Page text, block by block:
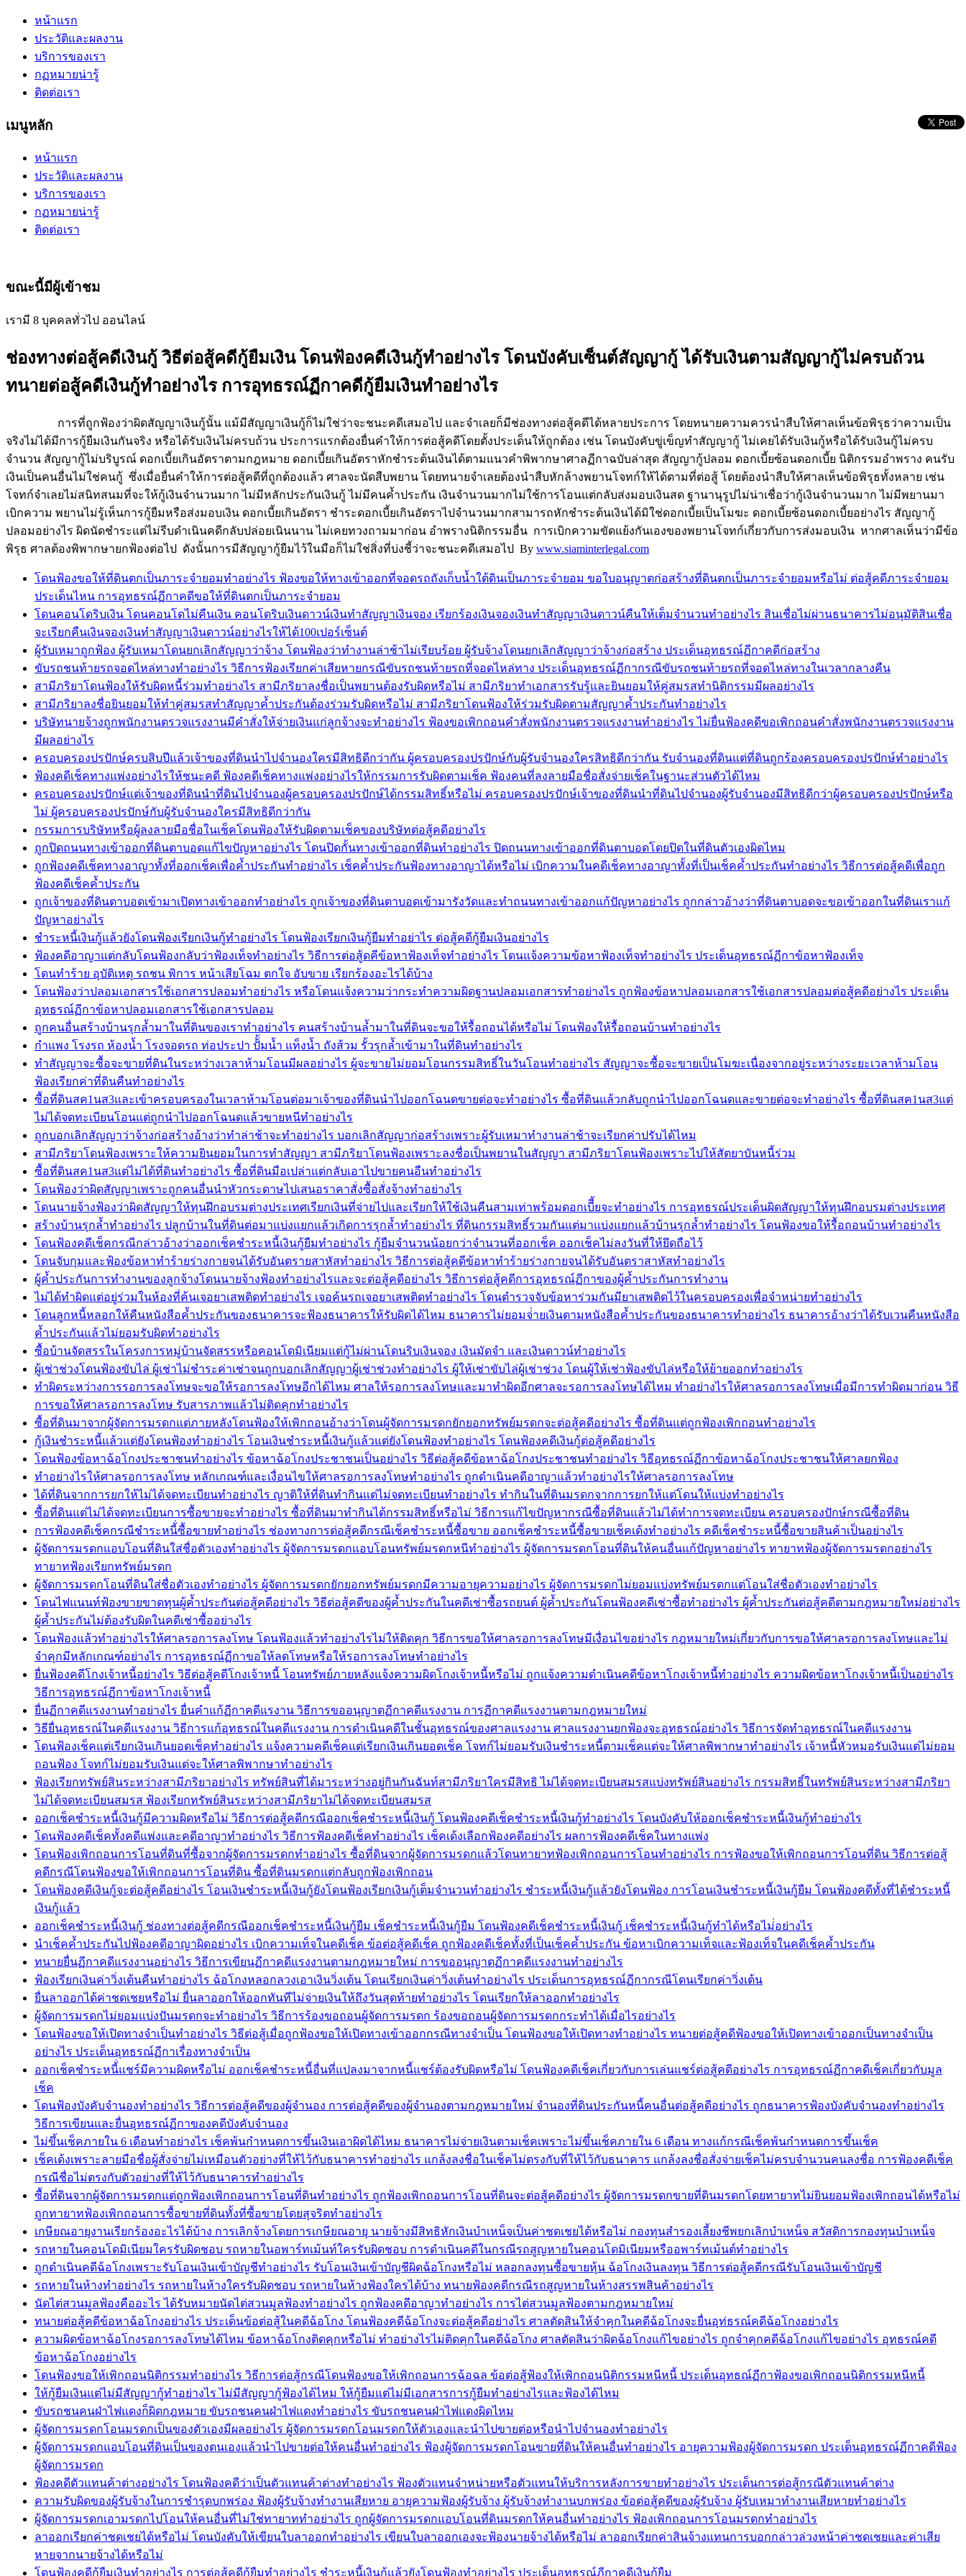
หน้าแรก
ประวัติและผลงาน
บริการของเรา
กฏหมายน่ารู้
ติดต่อเรา
เมนูหลัก
หน้าแรก
ประวัติและผลงาน
บริการของเรา
กฏหมายน่ารู้
ติดต่อเรา
ขณะนี้มีผู้เข้าชม
เรามี 8 บุคคลทั่วไป ออนไลน์
ช่องทางต่อสู้คดีเงินกู้ วิธีต่อสู้คดีกู้ยืมเงิน โดนฟ้องคดีเงินกู้ทำอย่างไร โดนบังคับเซ็นต์สัญญากู้ ได้รับเงินตามสัญญากู้ไม่ครบถ้วน
ทนายต่อสู้คดีเงินกู้ทำอย่างไร การอุทธรณ์ฏีกาคดีกู้ยืมเงินทำอย่างไร
การที่ถูกฟ้องว่าผิดสัญญาเงินกู้นั้น แม้มีสัญญาเงินกู้ก็ไม่ใช่ว่าจะชนะคดีเสมอไป และจำเลยก็มีช่องทางต่อสู้คดีได้หลายประการ โดยทนายความควรนำสืบให้ศาลเห็นข้อพิรุธว่าความเป็น
จริงไม่ได้มีการกู้ยืมเงินกันจริง หรือได้รับเงินไม่ครบถ้วน ประการแรกต้องยื่นคำให้การต่อสู้คดีโดยตั้งประเด็นให้ถูกต้อง เช่น โดนบังคับขู่เข็ญทำสัญญากู้ ไม่เคยได้รับเงินกู้หรือได้รับเงินกู้ไม่ครบ
จำนวน สัญญากู้ไม่บริบูรณ์ ดอกเบี้ยเกินอัตราตามกฎหมาย ดอกเบี้ยเกินอัตราหักชำระต้นเงินได้ตามแนวคำพิพากษาศาลฏีกาฉบับล่าสุด สัญญากู้ปลอม ดอกเบี้ยซ้อนดอกเบี้ย นิติกรรมอำพราง คนรับ
เงินเป็นคนอื่นไม่ใช่คนกู้ ซึ่งเมื่อยื่นคำให้การต่อสู้คดีที่ถูกต้องแล้ว ศาลจะนัดสืบพยาน โดยทนายจำเลยต้องนำสืบหักล้างพยานโจทก์ให้ได้ตามที่ต่อสู้ โดยต้องนำสืบให้ศาลเห็นข้อพิรุธทั้งหลาย เช่น
โจทก์จำเลยไม่สนิทสนมที่จะให้กู้เงินจำนวนมาก ไม่มีหลักประกันเงินกู้ ไม่มีคนค้ำประกัน เงินจำนวนมากไม่ใช้การโอนแต่กลับส่งมอบเงินสด ฐานานุรูปไม่น่าเชื่อว่ากู้เงินจำนวนมาก ไม่มีพยานมา
เบิกความ พยานไม่รู้เห็นการกู้ยืมหรือส่งมอบเงิน ดอกเบี้ยเกินอัตรา ชำระดอกเบี้ยเกินอัตราไปจำนวนมากสามารถหักชำระต้นเงินได้มิใช่ดอกเบี้ยเป็นโมฆะ ดอกเบี้ยซ้อนดอกเบี้ยอย่างไร สัญญากู้
ปลอมอย่างไร ผิดนัดชำระแต่ไม่รีบดำเนินคดีกลับปล่อยเนินนาน ไม่เคยทวงถามมาก่อน อำพรางนิติกรรมอื่น การเบิกความขัดแย้งกันเองของพยานโจทก์เกี่ยวกับการส่งมอบเงิน หากศาลเห็นว่ามีข้อ
พิรุธ ศาลต้องพิพากษายกฟ้องต่อไป ดังนั้นการมีสัญญากู้ยืมไว้ในมือก็ไม่ใช่สิ่งที่บ่งชี้ว่าจะชนะคดีเสมอไป By www.siaminterlegal.com
โดนฟ้องขอให้ที่ดินตกเป็นภาระจำยอมทำอย่างไร ฟ้องขอให้ทางเข้าออกที่จอดรถถังเก็บน้ำใต้ดินเป็นภาระจำยอม ขอใบอนุญาตก่อสร้างที่ดินตกเป็นภาระจำยอมหรือไม่ ต่อสู้คดีภาระจำยอม
ประเด็นไหน การอุทธรณ์ฏีกาคดีขอให้ที่ดินตกเป็นภาระจำยอม
โดนคอนโดริบเงิน โดนคอนโดไม่คืนเงิน คอนโดริบเงินดาวน์เงินทำสัญญาเงินจอง เรียกร้องเงินจองเงินทำสัญญาเงินดาวน์คืนให้เต็มจำนวนทำอย่างไร สินเชื่อไม่ผ่านธนาคารไม่อนุมัติสินเชื่อ
จะเรียกคืนเงินจองเงินทำสัญญาเงินดาวน์อย่างไรให้ได้100เปอร์เซ็นต์
ผู้รับเหมาถูกฟ้อง ผู้รับเหมาโดนยกเลิกสัญญาว่าจ้าง โดนฟ้องว่าทำงานล่าช้าไม่เรียบร้อย ผู้รับจ้างโดนยกเลิกสัญญาว่าจ้างก่อสร้าง ประเด็นอุทธรณ์ฏีกาคดีก่อสร้าง
ขับรถชนท้ายรถจอดไหล่ทางทำอย่างไร วิธีการฟ้องเรียกค่าเสียหายกรณีขับรถชนท้ายรถที่จอดไหล่ทาง ประเด็นอุทธรณ์ฏีกากรณีขับรถชนท้ายรถที่จอดไหล่ทางในเวลากลางคืน
สามีภริยาโดนฟ้องให้รับผิดหนี้ร่วมทำอย่างไร สามีภริยาลงชื่อเป็นพยานต้องรับผิดหรือไม่ สามีภริยาทำเอกสารรับรู้และยินยอมให้คู่สมรสทำนิติกรรมมีผลอย่างไร
สามีภริยาลงชื่อยินยอมให้ทำคู่สมรสทำสัญญาค้ำประกันต้องร่วมรับผิดหรือไม่ สามีภริยาโดนฟ้องให้ร่วมรับผิดตามสัญญาค้ำประกันทำอย่างไร
บริษัทนายจ้างถูกพนักงานตรวจแรงงานมีคำสั่งให้จ่ายเงินแก่ลูกจ้างจะทำอย่างไร ฟ้องขอเพิกถอนคำสั่งพนักงานตรวจแรงงานทำอย่างไร ไม่ยื่นฟ้องคดีขอเพิกถอนคำสั่งพนักงานตรวจแรงงาน
มีผลอย่างไร
ครอบครองปรปักษ์ครบสิบปีแล้วเจ้าของที่ดินนำไปจำนองใครมีสิทธิดีกว่ากัน ผู้ครอบครองปรปักษ์กับผู้รับจำนองใครสิทธิดีกว่ากัน รับจำนองที่ดินแต่ที่ดินถูกร้องครอบครองปรปักษ์ทำอย่างไร
ฟ้องคดีเช็คทางแพ่งอย่างไรให้ชนะคดี ฟ้องคดีเช็คทางแพ่งอย่างไรให้กรรมการรับผิดตามเช็ค ฟ้องคนที่ลงลายมือชื่อสั่งจ่ายเช็คในฐานะส่วนตัวได้ไหม
ครอบครองปรปักษ์แต่เจ้าของที่ดินนำที่ดินไปจำนองผู้ครอบครองปรปักษ์ได้กรรมสิทธิ์หรือไม่ ครอบครองปรปักษ์เจ้าของที่ดินนำที่ดินไปจำนองผู้รับจำนองมีสิทธิดีกว่าผู้ครอบครองปรปักษ์หรือ
ไม่ ผู้ครอบครองปรปักษ์กับผู้รับจำนองใครมีสิทธิดีกว่ากัน
กรรมการบริษัทหรือผู้ลงลายมือชื่อในเช็คโดนฟ้องให้รับผิดตามเช็คของบริษัทต่อสู้คดีอย่างไร
ถูกปิดถนนทางเข้าออกที่ดินตาบอดแก้ไขปัญหาอย่างไร โดนปิดกั้นทางเข้าออกที่ดินทำอย่างไร ปิดถนนทางเข้าออกที่ดินตาบอดโดยปิดในที่ดินตัวเองผิดไหม
ถูกฟ้องคดีเช็คทางอาญาทั้งที่ออกเช็คเพื่อค้ำประกันทำอย่างไร เช็คค้ำประกันฟ้องทางอาญาได้หรือไม่ เบิกความในคดีเช็คทางอาญาทั้งที่เป็นเช็คค้ำประกันทำอย่างไร วิธีการต่อสู้คดีเพื่อถูก
ฟ้องคดีเช็คค้ำประกัน
ถูกเจ้าของที่ดินตาบอดเข้ามาเปิดทางเข้าออกทำอย่างไร ถูกเจ้าของที่ดินตาบอดเข้ามารังวัดและทำถนนทางเข้าออกแก้ปัญหาอย่างไร ถูกกล่าวอ้างว่าที่ดินตาบอดจะขอเข้าออกในที่ดินเราแก้
ปัญหาอย่างไร
ชำระหนี้เงินกู้แล้วยังโดนฟ้องเรียกเงินกู้ทำอย่างไร โดนฟ้องเรียกเงินกู้ยืมทำอย่าไร ต่อสู้คดีกู้ยืมเงินอย่างไร
ฟ้องคดีอาญาแต่กลับโดนฟ้องกลับว่าฟ้องเท็จทำอย่างไร วิธีการต่อสู้ดคีข้อหาฟ้องเท็จทำอย่างไร โดนแจ้งความข้อหาฟ้องเท็จทำอย่างไร ประเด็นอุทธรณ์ฏีกาข้อหาฟ้องเท็จ
โดนทำร้าย อุบัติเหตุ รถชน พิการ หน้าเสียโฉม ตกใจ อับขาย เรียกร้องอะไรได้บ้าง
โดนฟ้องว่าปลอมเอกสารใช้เอกสารปลอมทำอย่างไร หรือโดนแจ้งความว่ากระทำความผิดฐานปลอมเอกสารทำอย่างไร ถูกฟ้องข้อหาปลอมเอกสารใช้เอกสารปลอมต่อสู้คดีอย่างไร ประเด็น
อุทธรณ์ฏีกาข้อหาปลอมเอกสารใช้เอกสารปลอม
ถูกคนอื่นสร้างบ้านรุกล้ำมาในที่ดินของเราทำอย่างไร คนสร้างบ้านล้ำมาในที่ดินจะขอให้รื้อถอนได้หรือไม่ โดนฟ้องให้รื้อถอนบ้านทำอย่างไร
กำแพง โรงรถ ห้องน้ำ โรงจอดรถ ท่อประปา ปัั้มน้ำ แท็งน้ำ ถังส้วม รั้วรุกล้ำเข้ามาในที่ดินทำอย่างไร
ทำสัญญาจะซื้อจะขายที่ดินในระหว่างเวลาห้ามโอนมีผลอย่างไร ผู้จะขายไม่ยอมโอนกรรมสิทธิ์ในวันโอนทำอย่างไร สัญญาจะซื้อจะขายเป็นโมฆะเนื่องจากอยู่ระหว่างระยะเวลาห้ามโอน
ฟ้องเรียกค่าที่ดินคืนทำอย่างไร
ซื้อที่ดินสค1นส3และเข้าครอบครองในเวลาห้ามโอนต่อมาเจ้าของที่ดินนำไปออกโฉนดขายต่อจะทำอย่างไร ซื้อที่ดินแล้วกลับถูกนำไปออกโฉนดและขายต่อจะทำอย่างไร ซื้อที่ดินสค1นส3แต่
ไม่ได้จดทะเบียนโอนแต่ถูกนำไปออกโฉนดแล้วขายหนีทำอย่างไร
ถูกบอกเลิกสัญญาว่าจ้างก่อสร้างอ้างว่าทำล่าช้าจะทำอย่างไร บอกเลิกสัญญาก่อสร้างเพราะผู้รับเหมาทำงานล่าช้าจะเรียกค่าปรับได้ไหม
สามีภริยาโดนฟ้องเพราะให้ความยินยอมในการทำสัญญา สามีภริยาโดนฟ้องเพราะลงชื่อเป็นพยานในสัญญา สามีภริยาโดนฟ้องเพราะไปให้สัตยาบันหนี้ร่วม
ซื้อที่ดินสค1นส3แต่ไม่ได้ที่ดินทำอย่างไร ซื้อที่ดินมือเปล่าแต่กลับเอาไปขายคนอืนทำอย่างไร
โดนฟ้องว่าผิดสัญญาเพราะถูกคนอื่นนำหัวกระดาษไปเสนอราคาสั่งซื้อสั่งจ้างทำอย่างไร
โดนนายจ้างฟ้องว่าผิดสัญญาให้ทุนฝึกอบรมต่างประเทศเรียกเงินที่จ่ายไปและเรียกให้ใช้เงินคืนสามเท่าพร้อมดอกเบีี้ยจะทำอย่างไร การอุทธรณ์ประเด็นผิดสัญญาให้ทุนฝึกอบรมต่างประเทศ
สร้างบ้านรุกล้ำทำอย่างไร ปลูกบ้านในที่ดินต่อมาแบ่งแยกแล้วเกิดการรุกล้ำทำอย่างไร ที่ดินกรรมสิทธิ์รวมกันแต่มาแบ่งแยกแล้วบ้านรุกล้ำทำอย่างไร โดนฟ้องขอให้รื้อถอนบ้านทำอย่างไร
โดนฟ้องคดีเช็คกรณีกล่าวอ้างว่าออกเช็คชำระหนี้เงินกู้ยืมทำอย่างไร กู้ยืมจำนวนน้อยกว่าจำนวนที่ออกเช็ค ออกเช็คไม่ลงวันที่ให้ยึดถือไว้
โดนจับกุมและฟ้องข้อหาทำร้ายร่างกายจนได้รับอันตรายสาหัสทำอย่างไร วิธีการต่อสู้คดีข้อหาทำร้ายร่างกายจนได้รับอันตราสาหัสทำอย่างไร
ผู้ค้ำประกันการทำงานของลูกจ้างโดนนายจ้างฟ้องทำอย่างไรและจะต่อสู้คดีอย่างไร วิธีการต่อสู้คดีการอุทธรณ์ฏีกาของผู้ค้ำประกันการทำงาน
ไม่ได้ทำผิดแต่อยู่ร่วมในห้องที่ค้นเจอยาเสพติดทำอย่างไร เจอค้นรถเจอยาเสพติดทำอย่างไร โดนตำรวจจับข้อหาร่วมกันมียาเสพติดไว้ในครอบครองเพื่อจำหน่ายทำอย่างไร
โดนลูกหนี้หลอกให้คืนหนังสือค้ำประกันของธนาคารจะฟ้องธนาคารให้รับผิดได้ไหม ธนาคารไม่ยอมจ่่ายเงินตามหนังสือค้ำประกันของธนาคารทำอย่างไร ธนาคารอ้างว่าได้รับเวนคืนหนังสือ
ค้ำประกันแล้วไม่ยอมรับผิดทำอย่างไร
ซื้อบ้านจัดสรรในโครงการหมู่บ้านจัดสรรหรือคอนโดมิเนียมแต่กู้ไม่ผ่านโดนริบเงินจอง เงินมัดจำ และเงินดาวน์ทำอย่างไร
ผู้เช่าช่วงโดนฟ้องขับไล่ ผู้เช่าไม่ชำระค่าเช่าจนถูกบอกเลิกสัญญาผู้เช่าช่วงทำอย่างไร ผู้ให้เช่าขับไล่ผู้เช่าช่วง โดนผู้ให้เช่าฟ้องขับไล่หรือให้ย้ายออกทำอย่างไร
ทำผิดระหว่างการรอการลงโทษจะขอให้รอการลงโทษอีกได้ไหม ศาลให้รอการลงโทษและมาทำผิดอีกศาลจะรอการลงโทษได้ไหม ทำอย่างไรให้ศาลรอการลงโทษเมื่อมีการทำผิดมาก่อน วิธี
การขอให้ศาลรอการลงโทษ รับสารภาพแล้วไม่ติดคุกทำอย่างไร
ซื้อที่ดินมาจากผู้จัดการมรดกแต่ภายหลังโดนฟ้องให้เพิกถอนอ้างว่าโดนผู้จัดการมรดกยักยอกทรัพย์มรดกจะต่อสู้คดีอย่างไร ซื้อที่ดินแต่ถูกฟ้องเพิกถอนทำอย่างไร
กู้เงินชำระหนี้แล้วแต่ยังโดนฟ้องทำอย่างไร โอนเงินชำระหนี้เงินกู้แล้วแต่ยังโดนฟ้องทำอย่างไร โดนฟ้องคดีเงินกู้ต่อสู้คดีอย่างไร
โดนฟ้องข้อหาฉ้อโกงประชาชนทำอย่างไร ข้อหาฉ้อโกงประชาชนเป็นอย่างไร วิธีต่อสู้คดีข้อหาฉ้อโกงประชาชนทำอย่างไร วิธีอุทธรณ์ฏีกาข้อหาฉ้อโกงประชาชนให้ศาลยกฟ้อง
ทำอย่างไรให้ศาลรอการลงโทษ หลักเกณฑ์และเงื่อนไขให้ศาลรอการลงโทษทำอย่างไร ถูกดำเนินคดีอาญาแล้วทำอย่างไรให้ศาลรอการลงโทษ
ได้ที่ดินจากการยกให้ไม่ได้จดทะเบียนทำอย่างไร ญาติให้ที่ดินทำกินแต่ไม่จดทะเบียนทำอย่างไร ทำกินในที่ดินมรดกจากการยกให้แต่โดนให้แบ่งทำอย่างไร
ซื้อที่ดินแต่ไม่ได้จดทะเบียนการซื้อขายจะทำอย่างไร ซื้อที่ดินมาทำกินได้กรรมสิทธิ์หรือไม่ วิธีการแก้ไขปัญหากรณีซื้อที่ดินแล้วไม่ได้ทำการจดทะเบียน ครอบครองปักษ์กรณีซื้อที่ดิน
การฟ้องคดีเช็คกรณีชำระหนี้่ซื้อขายทำอย่างไร ช่องทางการต่อสู้คดีกรณีเช็คชำระหนี้ซื้อขาย ออกเช็คชำระหนี้ซื้อขายเช็คเด้งทำอย่างไร คดีเช็คชำระหนี้ซื้อขายสินค้าเป็นอย่างไร
ผู้จัดการมรดกแอบโอนที่ดินใส่ชื่อตัวเองทำอย่างไร ผู้จัดการมรดกแอบโอนทรัพย์มรดกหนีทำอย่างไร ผู้จัดการมรดกโอนที่ดินให้คนอื่นแก้ปัญหาอย่างไร ทายาทฟ้องผู้จัดการมรดกอย่างไร
ทายาทฟ้องเรียกทรัพย์มรดก
ผู้จัดการมรดกโอนที่ดินใส่ชื่อตัวเองทำอย่างไร ผู้จัดการมรดกยักยอกทรัพย์มรดกมีความอายุความอย่างไร ผู้จัดการมรดกไม่ยอมแบ่งทรัพย์มรดกแต่โอนใส่ชื่อตัวเองทำอย่างไร
โดนไฟแนนท์ฟ้องขายขาดทุนผู้ค้ำประกันต่อสู้คดีอย่างไร วิธีต่อสู้คดีของผู้ค้ำประกันในคดีเช่าซื้อรถยนต์ ผู้ค้ำประกันโดนฟ้องคดีเช่าซื้อทำอย่างไร ผู้ค้ำประกันต่อสู้คดีตามกฎหมายใหม่อย่างไร
ผู้ค้ำประกันไม่ต้องรับผิดในคดีเช่าซื้ออย่างไร
โดนฟ้องแล้วทำอย่างไรให้ศาลรอการลงโทษ โดนฟ้องแล้วทำอย่างไรไม่ให้ติดคุก วิธีการขอให้ศาลรอการลงโทษมีเงื่อนไขอย่างไร กฎหมายใหม่เกี่ยวกับการขอให้ศาลรอการลงโทษและไม่
จำคุกมีหลักเกณฑ์อย่างไร การอุทธรณ์ฏีกาขอให้ลดโทษหรือให้รอการลงโทษทำอย่างไร
ยื่นฟ้องคดีโกงเจ้าหนี้อย่างไร วิธีต่อสู้คดีโกงเจ้าหนี้ โอนทรัพย์ภายหลังแจ้งความผิดโกงเจ้าหนี้หรือไม่ ถูกแจ้งความดำเนินคดีข้อหาโกงเจ้าหนี้ทำอย่างไร ความผิดข้อหาโกงเจ้าหนี้เป็นอย่างไร
วิธีการอุทธรณ์ฏีกาข้อหาโกงเจ้าหนี้
ยื่นฏีกาคดีแรงงานทำอย่างไร ยื่นคำแก้ฏีกาคดีแรงาน วิธีการขออนุญาตฏีกาคดีแรงงาน การฏีกาคดีแรงงานตามกฎหมายใหม่
วิธียื่นอุทธรณ์ในคดีแรงงาน วิธีการแก้อุทธรณ์ในคดีแรงงาน การดำเนินคดีในชั้นอุทธรณ์ของศาลแรงงาน ศาลแรงงานยกฟ้องจะอุทธรณ์อย่างไร วิธีการจัดทำอุทธรณ์ในคดีแรงงาน
โดนฟ้องเช็คแต่เรียกเงินเกินยอดเช็คทำอย่างไร แจ้งความคดีเช็คแต่เรียกเงินเกินยอดเช็ค โจทก์ไม่ยอมรับเงินชำระหนี้ตามเช็คแต่จะให้ศาลพิพากษาทำอย่างไร เจ้าหนี้หัวหมอรับเงินแต่ไม่ยอม
ถอนฟ้อง โจทก์ไม่ยอมรับเงินแต่จะให้ศาลพิพากษาทำอย่างไร
ฟ้องเรียกทรัพย์สินระหว่างสามีภริยาอย่างไร ทรัพย์สินที่ได้มาระหว่างอยู่กินกันฉันท์สามีภริยาใครมีสิทธิ ไม่ได้จดทะเบียนสมรสแบ่งทรัพย์สินอย่างไร กรรมสิทธิ์ในทรัพย์สินระหว่างสามีภริยา
ไม่ได้จดทะเบียนสมรส ฟ้องเรียกทรัพย์สินระหว่างสามีภริยาไม่ได้จดทะเบียนสมรส
ออกเช็คชำระหนี้เงินกู้มีความผิดหรือไม่ วิธีการต่อสู้คดีกรณีออกเช็คชำระหนี้เงินกู้ โดนฟ้องคดีเช็คชำระหนี้เงินกู้ทำอย่างไร โดนบังคับให้ออกเช็คชำระหนี้เงินกู้ทำอย่างไร
โดนฟ้องคดีเช็คทั้งคดีแพ่งและคดีอาญาทำอย่างไร วิธีการฟ้องคดีเช็คทำอย่างไร เช็คเด้งเลือกฟ้องคดีอย่างไร ผลการฟ้องคดีเช็คในทางแพ่ง
โดนฟ้องเพิกถอนการโอนที่ดินที่ซื้อจากผู้จัดการมรดกทำอย่างไร ซื้อที่ดินจากผู้จัดการมรดกแล้วโดนทายาทฟ้องเพิกถอนการโอนทำอย่างไร การฟ้องขอให้เพิกถอนการโอนที่ดิน วิธีการต่อสู้
คดีกรณีโดนฟ้องขอให้เพิกถอนการโอนที่ดิน ซื้อที่ดินมรดกแต่กลับถูกฟ้องเพิกถอน
โดนฟ้องคดีเงินกู้จะต่อสู้คดีอย่างไร โอนเงินชำระหนี้เงินกู้ยังโดนฟ้องเรียกเงินกู้เต็มจำนวนทำอย่างไร ชำระหนี้เงินกู้แล้วยังโดนฟ้อง การโอนเงินชำระหนี้เงินกู้ยืม โดนฟ้องคดีทั้งที่ได้ชำระหนี้
เงินกู้แล้ว
ออกเช็คชำระหนี้เงินกู้ ช่องทางต่อสู้คดีกรณีออกเช็คชำระหนี้เงินกู้ยืม เช็คชำระหนี้เงินกู้ยืม โดนฟ้องคดีเช็คชำระหนี้เงินกู้ เช็คชำระหนี้เงินกู้ทำได้หรือไม่่อย่างไร
นำเช็คค้ำประกันไปฟ้องคดีอาญาผิดอย่างไร เบิกความเท็จในคดีเช็ค ข้อต่อสู้คดีเช็ค ถูกฟ้องคดีเช็คทั้งที่เป็นเช็คค้ำประกัน ข้อหาเบิกความเท็จและฟ้องเท็จในคดีเช็คค้ำประกัน
ทนายยื่นฏีกาคดีแรงงานอย่างไร วิธีการเขียนฏีกาคดีแรงงานตามกฎหมายใหม่ การขออนุญาตฏีกาคดีแรงงานทำอย่างไร
ฟ้องเรียกเงินค่าวิ่งเต้นคืนทำอย่างไร ฉ้อโกงหลอกลวงเอาเงินวิ่งเต้น โดนเรียกเงินค่าวิ่งเต้นทำอย่างไร ประเด็นการอุทธรณ์ฏีกากรณีโดนเรียกค่าวิ่งเต้น
ยื่นลาออกได้ค่าชดเชยหรือไม่ ยื่นลาออกให้ออกทันทีไม่จ่ายเงินให้ถึงวันสุดท้ายทำอย่างไร โดนเรียกให้ลาออกทำอย่างไร
ผู้จัดการมรดกไม่ยอมแบ่งปันมรดกจะทำอย่างไร วิธีการร้องขอถอนผู้จัดการมรดก ร้องขอถอนผู้จัดการมรดกกระทำได้เมื่อไรอย่างไร
โดนฟ้องขอให้เปิดทางจำเป็นทำอย่างไร วิธีต่อสู้เมื่อถูกฟ้องขอให้เปิดทางเข้าออกกรณีทางจำเป็น โดนฟ้องขอให้เปิดทางทำอย่างไร ทนายต่อสู้คดีฟ้องขอให้เปิดทางเข้าออกเป็นทางจำเป็น
อย่างไร ประเด็นอุทธรณ์ฏีกาเรื่องทางจำเป็น
ออกเช็คชำระหนี้่แชร์มีความผิดหรือไม่ ออกเช็คชำระหนี้อื่นที่แปลงมาจากหนี้แชร์ต้องรับผิดหรือไม่ โดนฟ้องคดีเช็คเกี่ยวกับการเล่นแชร์ต่อสู้คดีอย่างไร การอุทธรณ์ฏีกาคดีเช็คเกี่ยวกับมูล
เช็ค
โดนฟ้องบังคับจำนองทำอย่างไร วิธีการต่อสู้คดีของผู้จำนอง การต่อสู้คดีของผู้จำนองตามกฎหมายใหม่ จำนองที่ดินประกันหนี้คนอื่นต่อสู้คดีอย่างไร ถูกธนาคารฟ้องบังคับจำนองทำอย่างไร
วิธีการเขียนและยื่นอุทธรณ์ฏีกาของคดีบังคับจำนอง
ไม่ขึ้นเช็คภายใน 6 เดือนทำอย่างไร เช็คพ้นกำหนดการขึ้นเงินเอาผิดได้ไหม ธนาคารไม่จ่ายเงินตามเช็คเพราะไม่ขึ้นเช็คภายใน 6 เดือน ทางแก้กรณีเช็คพ้นกำหนดการขึ้นเช็ค
เช็คเด้งเพราะลายมือชื่อผู้สั่งจ่ายไม่เหมือนตัวอย่างที่ให้ไว้กับธนาคารทำอย่างไร แกล้งลงชื่อในเช็คไม่ตรงกับที่ให้ไว้กับธนาคาร แกล้งลงชื่อสั่งจ่ายเช็คไม่ครบจำนวนคนลงชื่อ การฟ้องคดีเช็ค
กรณีชื่อไม่ตรงกับตัวอย่างที่ให้ไว้กับธนาคารทำอย่างไร
ซื้อที่ดินจากผู้จัดการมรดกแต่ถูกฟ้องเพิกถอนการโอนที่ดินทำอย่างไร ถูกฟ้องเพิกถอนการโอนที่ดินจะต่อสู้คดีอย่างไร ผู้จัดการมรดกขายที่ดินมรดกโดยทายาทไม่ยินยอมฟ้องเพิกถอนได้หรือไม่
ถูกทายาทฟ้องเพิกถอนการซื้อขายที่ดินทั้งที่ซื้อขายโดยสุจริตทำอย่างไร
เกษียณอายุงานเรียกร้องอะไรได้บ้าง การเลิกจ้างโดยการเกษียณอายุ นายจ้างมีสิทธิหักเงินบำเหน็จเป็นค่าชดเชยได้หรือไม่ กองทุนสำรองเลี้ยงชีพยกเลิกบำเหน็จ สวัสดิการกองทุนบำเหน็จ
รถหายในคอนโดมิเนียมใครรับผิดชอบ รถหายในอพาร์ทเม้นท์ใครรับผิดชอบ การดำเนินคดีในกรณีรถสูญหายในคอนโดมิเนียมหรืออพาร์ทเม้นต์ทำอย่างไร
ถูกดำเนินคดีฉ้อโกงเพราะรับโอนเงินเข้าบัญชีทำอย่างไร รับโอนเงินเข้าบัญชีผิดฉ้อโกงหรือไม่ หลอกลงทุนซื้อขายหุ้น ฉ้อโกงเงินลงทุน วิธีการต่อสู้คดีกรณีรับโอนเงินเข้าบัญชี
รถหายในห้างทำอย่างไร รถหายในห้างใครรับผิดชอบ รถหายในห้างฟ้องใครได้บ้าง ทนายฟ้องคดีกรณีรถสูญหายในห้างสรรพสินค้าอย่างไร
นัดไต่สวนมูลฟ้องคืออะไร ได้รับหมายนัดไต่สวนมูลฟ้องทำอย่างไร ถูกฟ้องคดีอาญาทำอย่างไร การไต่สวนมูลฟ้องตามกฎหมายใหม่
ทนายต่อสู้คดีข้อหาฉ้อโกงอย่างไร ประเด็นข้อต่อสู้ในคดีฉ้อโกง โดนฟ้องคดีฉ้อโกงจะต่อสู้คดีอย่างไร ศาลตัดสินให้จำคุกในคดีฉ้อโกงจะยื่นอุท่ธรณ์คดีฉ้อโกงอย่างไร
ความผิดข้อหาฉ้อโกงรอการลงโทษได้ไหม ข้อหาฉ้อโกงติดคุกหรือไม่ ทำอย่างไรไม่ติดคุกในคดีฉ้อโกง ศาลตัดสินว่าผิดฉ้อโกงแก้ไขอย่างไร ถูกจำคุกคดีฉ้อโกงแก้ไขอย่างไร อุทธรณ์คดี
ข้อหาฉ้อโกงอย่างไร
โดนฟ้องขอให้เพิกถอนนิติกรรมทำอย่างไร วิธีการต่อสู้กรณีโดนฟ้องขอให้เพิกถอนการฉ้อฉล ข้อต่อสู้ฟ้องให้เพิกถอนนิติกรรมหนีหนี้ ประเด็นอุทธณ์ฏีกาฟ้องขอเพิกถอนนิติกรรมหนีหนี้
ให้กู้ยืมเงินแต่ไม่มีสัญญากู้ทำอย่างไร ไม่มีสัญญากู้ฟ้องได้ไหม ให้กู้ยืมแต่ไม่มีเอกสารการกู้ยืมทำอย่างไรและฟ้องได้ไหม
ขับรถชนคนฝ่าไฟแดงก็ผิดกฎหมาย ขับรถชนคนฝ่าไฟแดงทำอย่างไร ขับรถชนคนฝ่าไฟแดงผิดไหม
ผู้จัดการมรดกโอนมรดกเป็นของตัวเองมีผลอย่างไร ผู้จัดการมรดกโอนมรดกให้ตัวเองและนำไปขายต่อหรือนำไปจำนองทำอย่างไร
ผู้จัดการมรดกแอบโอนที่ดินเป็นของตนเองแล้วนำไปขายต่อให้คนอื่นทำอย่างไร ฟ้องผู้จัดการมรดกโอนขายที่ดินให้คนอื่นทำอย่างไร อายุความฟ้องผู้จัดการมรดก ประเด็นอุทธรณ์ฏีกาคดีฟ้อง
ผู้จัดการมรดก
ฟ้องคดีตัวแทนค้าต่างอย่างไร โดนฟ้องคดีว่าเป็นตัวแทนค้าต่างทำอย่างไร ฟ้องตัวแทนจำหน่ายหรือตัวแทนให้บริการหลังการขายทำอย่างไร ประเด็นการต่อสู้กรณีตัวแทนค้าต่าง
ความรับผิดของผู้รับจ้างในการชำรุดบกพร่อง ฟ้องผู้รับจ้างทำงานเสียหาย อายุความฟ้องผู้รับจ้าง ผู้รับจ้างทำงานบกพร่อง ข้อต่อสู้คดีของผู้รับจ้าง ผู้รับเหมาทำงานเสียหายทำอย่างไร
ผู้จัดการมรดกเอามรดกไปโอนให้คนอื่นที่ไม่ใช่ทายาททำอย่างไร ถูกผู้จัดการมรดกแอบโอนที่ดินมรดกให้คนอื่นทำอย่างไร ฟ้องเพิกถอนการโอนมรดกทำอย่างไร
ลาออกเรียกค่าชดเชยได้หรือไม่ โดนบังคับให้เขียนใบลาออกทำอย่างไร เขียนใบลาออกเองจะฟ้องนายจ้างได้หรือไม่ ลาออกเรียกค่าสินจ้างแทนการบอกกล่าวล่วงหน้าค่าชดเชยและค่าเสีย
หายจากนายจ้างได้หรือไม่
โดนฟ้องคดีกู้ยืมเงินทำอย่างไร การต่อสู้คดีกู้ยืมทำอย่างไร ชำระหนี้เงินกู้แล้วยังโดนฟ้องทำอย่างไร ประเด็นอุทธรณ์ฏีกาคดีเงินกู้ยืม